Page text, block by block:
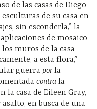
de las casas de Diego
de su casa en
sin esconderla,” la
de mosaico
muros de la casa
a esta flora,”
guerra porla
contra la
la casa de Eileen Gray,
en busca de una